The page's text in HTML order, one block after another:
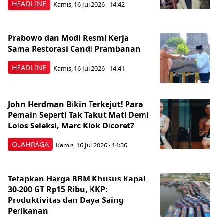
HEADLINE Kamis, 16 Jul 2026 - 14:42
HEADLINE
Prabowo dan Modi Resmi Kerja
Sama Restorasi Candi Prambanan
Kamis, 16 Jul 2026 - 14:41
OLAHRAGA
John Herdman Bikin Terkejut! Para
Pemain Seperti Tak Takut Mati Demi
Lolos Seleksi, Marc Klok Dicoret?
Kamis, 16 Jul 2026 - 14:36
Tetapkan Harga BBM Khusus Kapal
30-200 GT Rp15 Ribu, KKP:
Produktivitas dan Daya Saing
Perikanan